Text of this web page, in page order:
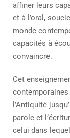
affiner leurs
et à l’oral,
monde
capacités à
convaincre.
Cet
contemporaines
l’Antiquité
parole et
celui dans